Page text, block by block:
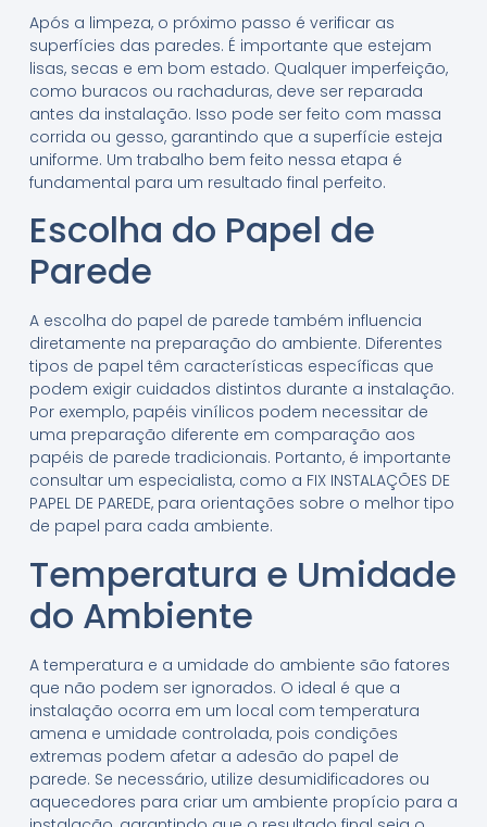
Após a limpeza, o próximo passo é verificar as
superfícies das paredes. É importante que estejam
lisas, secas e em bom estado. Qualquer imperfeição,
como buracos ou rachaduras, deve ser reparada
antes da instalação. Isso pode ser feito com massa
corrida ou gesso, garantindo que a superfície esteja
uniforme. Um trabalho bem feito nessa etapa é
fundamental para um resultado final perfeito.
Escolha do Papel de
Parede
A escolha do papel de parede também influencia
diretamente na preparação do ambiente. Diferentes
tipos de papel têm características específicas que
podem exigir cuidados distintos durante a instalação.
Por exemplo, papéis vinílicos podem necessitar de
uma preparação diferente em comparação aos
papéis de parede tradicionais. Portanto, é importante
consultar um especialista, como a FIX INSTALAÇÕES DE
PAPEL DE PAREDE, para orientações sobre o melhor tipo
de papel para cada ambiente.
Temperatura e Umidade
do Ambiente
A temperatura e a umidade do ambiente são fatores
que não podem ser ignorados. O ideal é que a
instalação ocorra em um local com temperatura
amena e umidade controlada, pois condições
extremas podem afetar a adesão do papel de
parede. Se necessário, utilize desumidificadores ou
aquecedores para criar um ambiente propício para a